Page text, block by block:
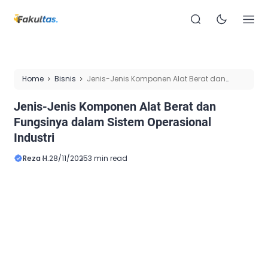
Home Bisnis
Jenis-Jenis Komponen Alat Berat dan
Jenis-Jenis Komponen Alat Berat dan
Fungsinya dalam Sistem Operasional
Industri
Reza H.28/11/20253 min read